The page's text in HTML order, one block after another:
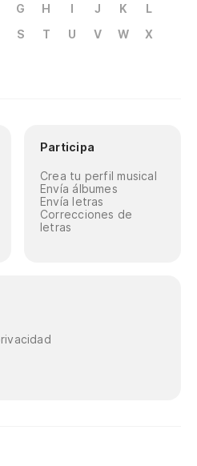
G H I J K
L
S T U V W
X
Participa
Crea tu perfil musical
Envía álbumes
Envía letras
Correcciones de
letras